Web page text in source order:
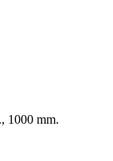
1000 mm.